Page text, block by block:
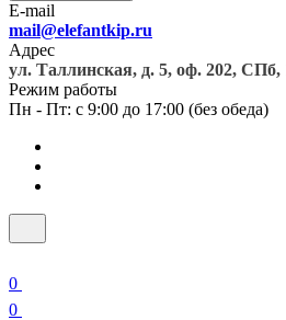
E-mail
mail@elefantkip.ru
Адрес
ул. Таллинская, д. 5, оф. 202, СПб,
Режим работы
Пн - Пт: с 9:00 до 17:00 (без обеда)
0
0